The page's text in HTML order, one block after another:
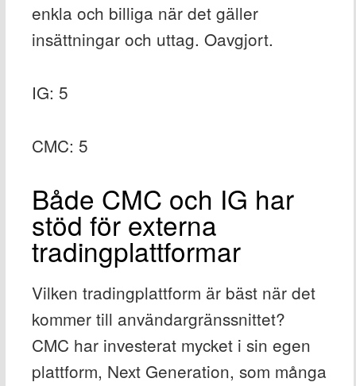
enkla och billiga när det gäller
insättningar och uttag. Oavgjort.
IG: 5
CMC: 5
Både CMC och IG har
stöd för externa
tradingplattformar
Vilken tradingplattform är bäst när det
kommer till användargränssnittet?
CMC har investerat mycket i sin egen
plattform, Next Generation, som många